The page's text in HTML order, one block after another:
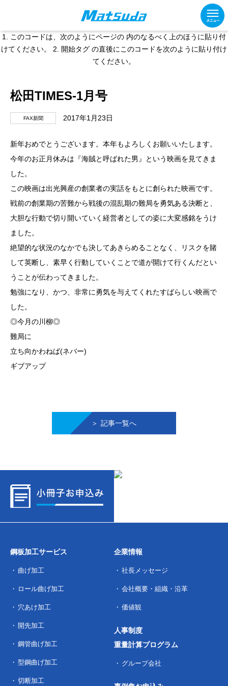
1. このコードは、次のようにページの 内のなるべく上のほうに貼り付
けてください。 2. 開始タグ の直後にこのコードを次のように貼り付け
てください。
松田TIMES-1月号
FAX新聞 2017年1月23日
新年おめでとうございます。本年もよろしくお願いいたします。
今年のお正月休みは『海賊と呼ばれた男』という映画を見てきま
した。
この映画は出光興産の創業者の実話をもとに創られた映画です。
戦前の創業期の苦難から戦後の混乱期の難局を勇気ある決断と、
大胆な行動で切り開いていく経営者としての姿に大変感銘をうけ
ました。
絶望的な状況のなかでも決してあきらめることなく、リスクを賭
して英断し、素早く行動していくことで道が開けて行くんだとい
うことが伝わってきました。
勉強になり、かつ、非常に勇気を与えてくれたすばらしい映画で
した。
◎今月の川柳◎
難局に
立ち向かわねば(ネバー)
ギブアップ
記事一覧へ
鋼板加工サービス
曲げ加工
ロール曲げ加工
穴あけ加工
開先加工
鋼管曲げ加工
型鋼曲げ加工
切断加工
企業情報
社長メッセージ
会社概要・組織・沿革
価値観
人事制度
重量計算プログラム
グループ会社